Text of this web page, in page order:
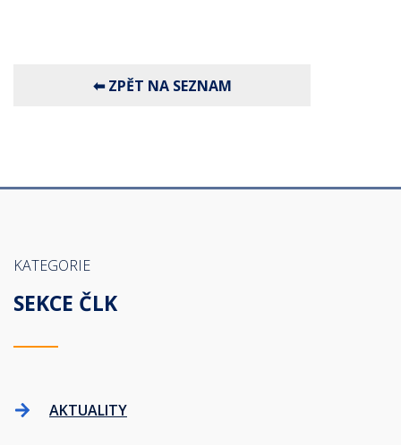
KATEGORIE
SEKCE ČLK
AKTUALITY